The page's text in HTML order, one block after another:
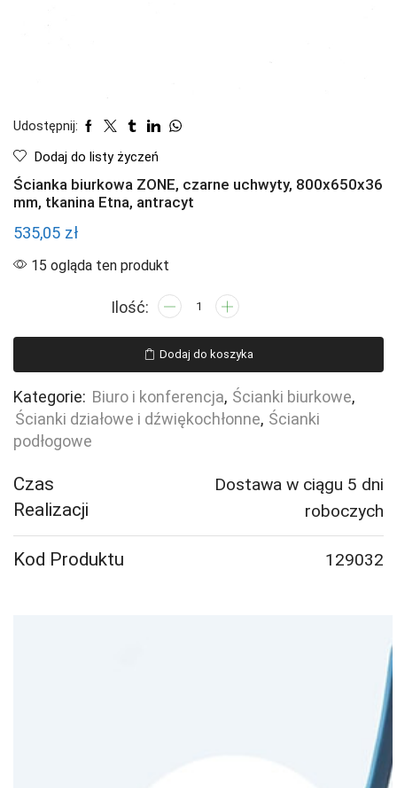
Udostępnij:
Dodaj do listy życzeń
Ścianka biurkowa ZONE, czarne uchwyty, 800x650x36
mm, tkanina Etna, antracyt
535,05 zł
15 ogląda ten produkt
ilość
biurkowa
ZONE,
czarne
uchwyty,
Dodaj do koszyka
Kategorie: Biuro i konferencja, Ścianki biurkowe,
Ścianki działowe i dźwiękochłonne, Ścianki
podłogowe
Czas
Realizacji
Dostawa w ciągu 5 dni
roboczych
Kod Produktu 129032